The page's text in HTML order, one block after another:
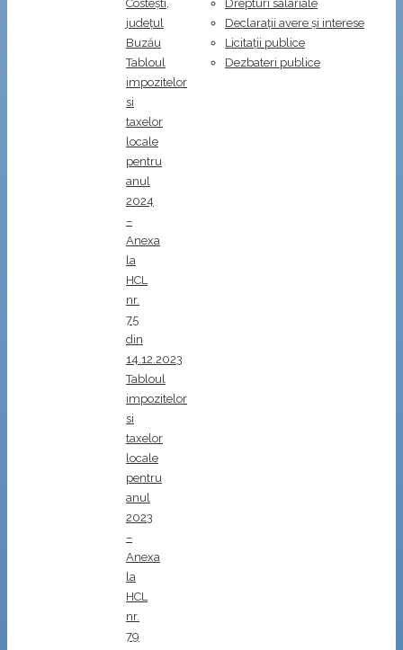
Costești,
județul
Buzău
Tabloul
impozitelor
si
taxelor
locale
pentru
anul
2024
–
Anexa
la
HCL
nr.
75
din
14.12.2023
Tabloul
impozitelor
si
taxelor
locale
pentru
anul
2023
–
Anexa
la
HCL
nr.
79
Drepturi salariale
Declarații avere și interese
Licitații publice
Dezbateri publice